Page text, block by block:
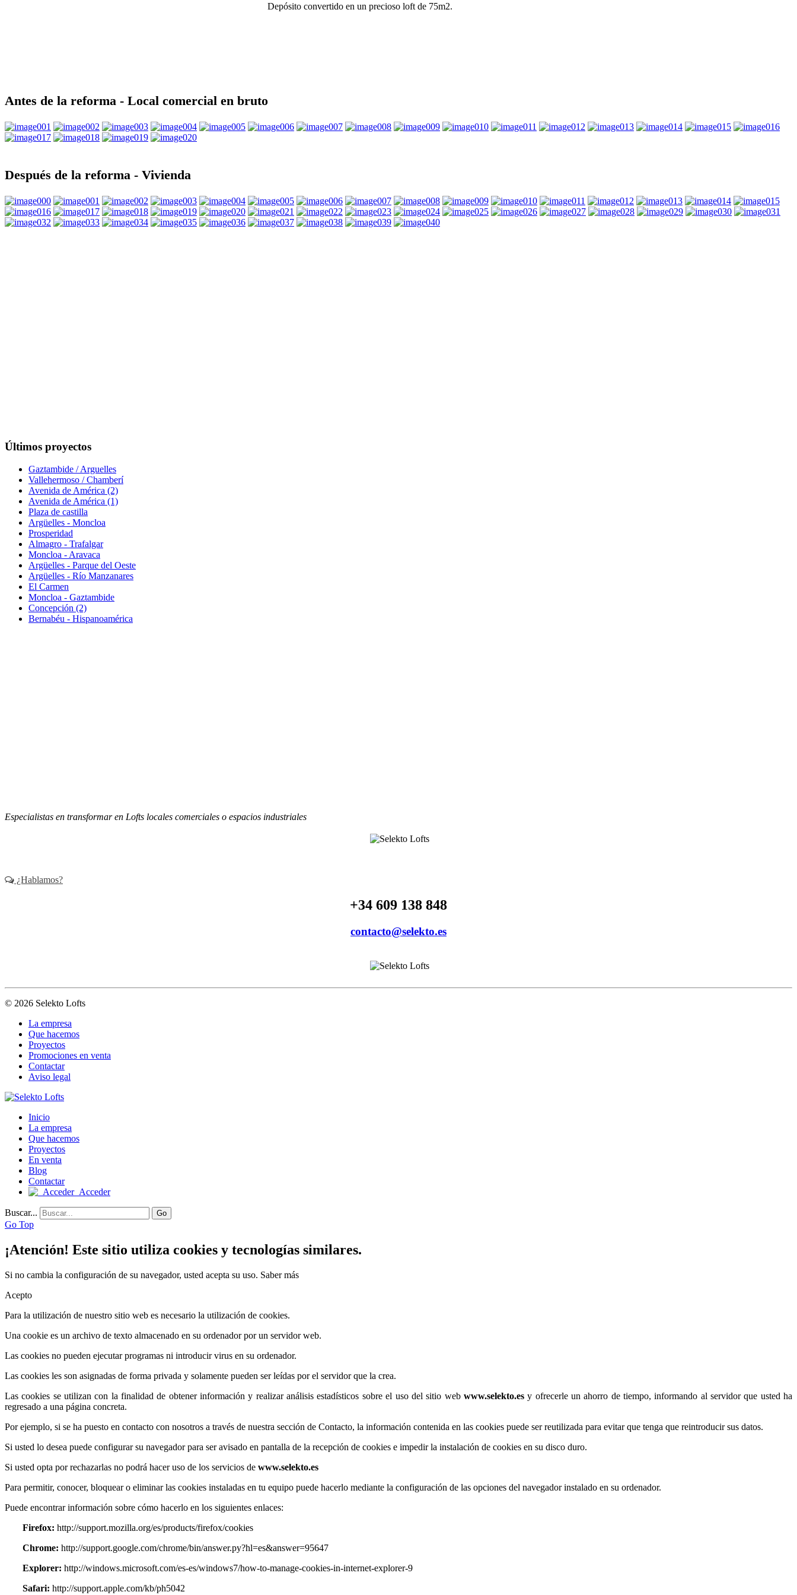
Depósito convertido en un precioso loft de 75m2.
Antes de la reforma - Local comercial en bruto
Después de la reforma - Vivienda
Últimos proyectos
Gaztambide / Arguelles
Vallehermoso / Chamberí
Avenida de América (2)
Avenida de América (1)
Plaza de castilla
Argüelles - Moncloa
Prosperidad
Almagro - Trafalgar
Moncloa - Aravaca
Argüelles - Parque del Oeste
Argüelles - Río Manzanares
El Carmen
Moncloa - Gaztambide
Concepción (2)
Bernabéu - Hispanoamérica
Especialistas en transformar en Lofts locales comerciales o espacios industriales
¿Hablamos?
+34 609 138 848
contacto@selekto.es
© 2026 Selekto Lofts
La empresa
Que hacemos
Proyectos
Promociones en venta
Contactar
Aviso legal
Inicio
La empresa
Que hacemos
Proyectos
En venta
Blog
Contactar
Acceder
Buscar... Go
Go Top
¡Atención! Este sitio utiliza cookies y tecnologías similares.
Si no cambia la configuración de su navegador, usted acepta su uso. Saber más
Acepto
Para la utilización de nuestro sitio web es necesario la utilización de cookies.
Una cookie es un archivo de texto almacenado en su ordenador por un servidor web.
Las cookies no pueden ejecutar programas ni introducir virus en su ordenador.
Las cookies les son asignadas de forma privada y solamente pueden ser leídas por el servidor que la crea.
Las cookies se utilizan con la finalidad de obtener información y realizar análisis estadísticos sobre el uso del sitio web www.selekto.esy ofrecerle un ahorro de tiempo, informando al servidor que usted ha
regresado a una página concreta.
Por ejemplo, si se ha puesto en contacto con nosotros a través de nuestra sección de Contacto, la información contenida en las cookies puede ser reutilizada para evitar que tenga que reintroducir sus datos.
Si usted lo desea puede configurar su navegador para ser avisado en pantalla de la recepción de cookies e impedir la instalación de cookies en su disco duro.
Si usted opta por rechazarlas no podrá hacer uso de los servicios de www.selekto.es
Para permitir, conocer, bloquear o eliminar las cookies instaladas en tu equipo puede hacerlo mediante la configuración de las opciones del navegador instalado en su ordenador.
Puede encontrar información sobre cómo hacerlo en los siguientes enlaces:
Firefox: http://support.mozilla.org/es/products/firefox/cookies
Chrome: http://support.google.com/chrome/bin/answer.py?hl=es&answer=95647
Explorer: http://windows.microsoft.com/es-es/windows7/how-to-manage-cookies-in-internet-explorer-9
Safari: http://support.apple.com/kb/ph5042